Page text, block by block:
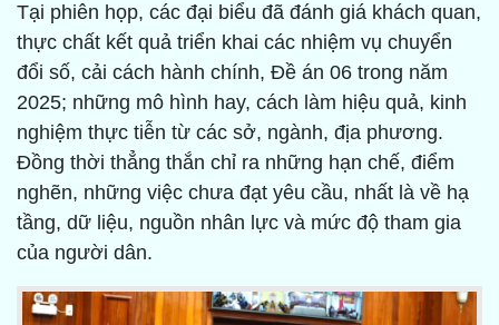
Tại phiên họp, các đại biểu đã đánh giá khách quan,
thực chất kết quả triển khai các nhiệm vụ chuyển
đổi số, cải cách hành chính, Đề án 06 trong năm
2025; những mô hình hay, cách làm hiệu quả, kinh
nghiệm thực tiễn từ các sở, ngành, địa phương.
Đồng thời thẳng thắn chỉ ra những hạn chế, điểm
nghẽn, những việc chưa đạt yêu cầu, nhất là về hạ
tầng, dữ liệu, nguồn nhân lực và mức độ tham gia
của người dân.